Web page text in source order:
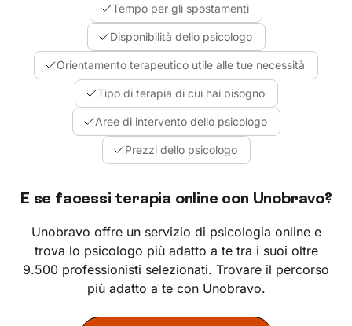
Tempo per gli spostamenti
Disponibilità dello psicologo
Orientamento terapeutico utile alle tue necessità
Tipo di terapia di cui hai bisogno
Aree di intervento dello psicologo
Prezzi dello psicologo
E se facessi terapia online con Unobravo?
Unobravo offre un servizio di psicologia online e
trova lo psicologo più adatto a te tra i suoi oltre
9.500 professionisti selezionati. Trovare il percorso
più adatto a te con Unobravo.